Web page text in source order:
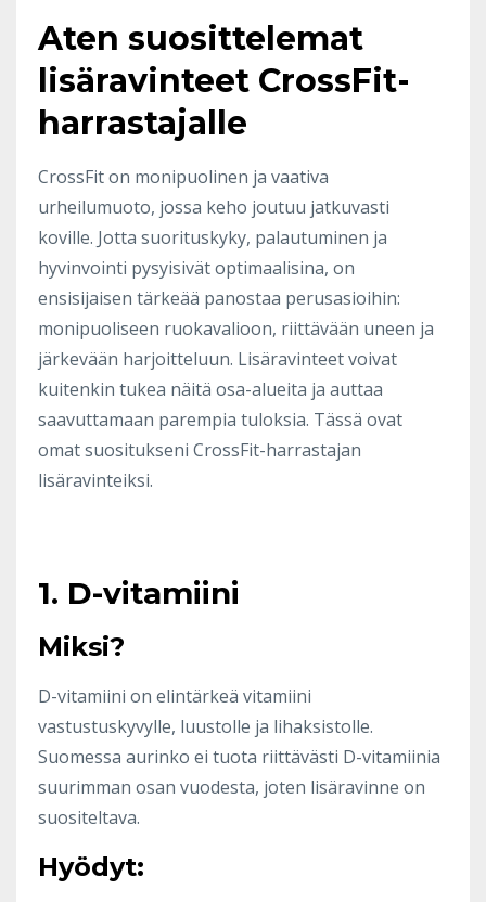
Aten suosittelemat
lisäravinteet CrossFit-
harrastajalle
CrossFit on monipuolinen ja vaativa
urheilumuoto, jossa keho joutuu jatkuvasti
koville. Jotta suorituskyky, palautuminen ja
hyvinvointi pysyisivät optimaalisina, on
ensisijaisen tärkeää panostaa perusasioihin:
monipuoliseen ruokavalioon, riittävään uneen ja
järkevään harjoitteluun. Lisäravinteet voivat
kuitenkin tukea näitä osa-alueita ja auttaa
saavuttamaan parempia tuloksia. Tässä ovat
omat suositukseni CrossFit-harrastajan
lisäravinteiksi.
1. D-vitamiini
Miksi?
D-vitamiini on elintärkeä vitamiini
vastustuskyvylle, luustolle ja lihaksistolle.
Suomessa aurinko ei tuota riittävästi D-vitamiinia
suurimman osan vuodesta, joten lisäravinne on
suositeltava.
Hyödyt: